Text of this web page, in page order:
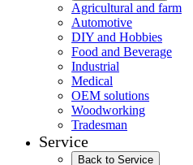
Agricultural and farm
Automotive
DIY and Hobbies
Food and Beverage
Industrial
Medical
OEM solutions
Woodworking
Tradesman
Service
Back to Service